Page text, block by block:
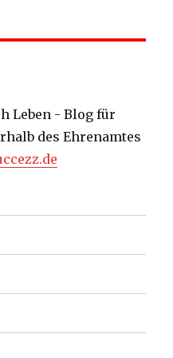
Leben - Blog für
des Ehrenamtes